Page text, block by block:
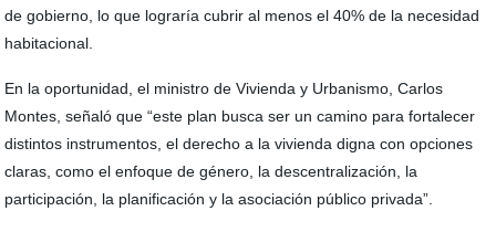
de gobierno, lo que lograría cubrir al menos el 40% de la necesidad
habitacional.
En la oportunidad, el ministro de Vivienda y Urbanismo, Carlos
Montes, señaló que “este plan busca ser un camino para fortalecer
distintos instrumentos, el derecho a la vivienda digna con opciones
claras, como el enfoque de género, la descentralización, la
participación, la planificación y la asociación público privada”.